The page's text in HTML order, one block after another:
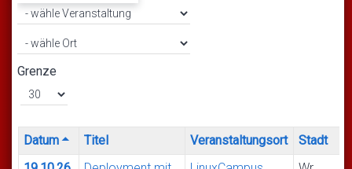
Grenze
Datum Titel Veranstaltungsort
Stadt